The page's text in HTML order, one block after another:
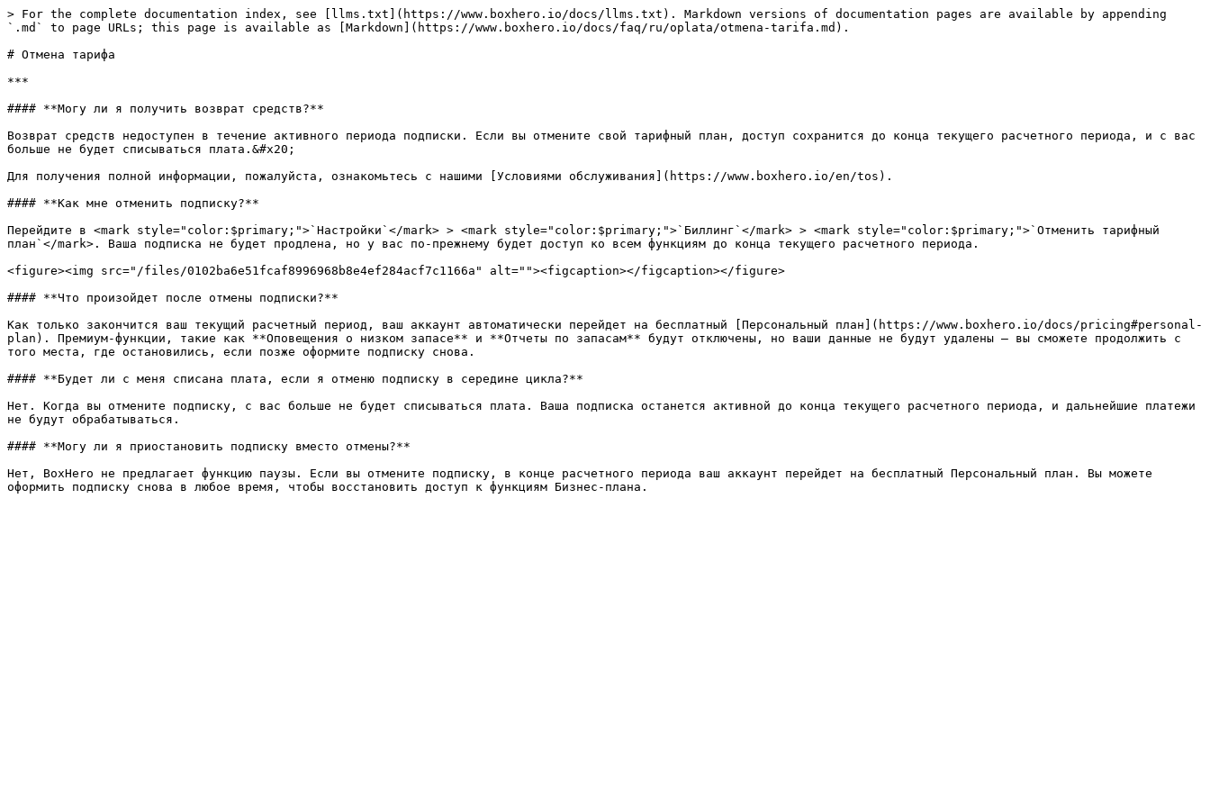
> For the complete documentation index, see [llms.txt](https://www.boxhero.io/docs/llms.txt). Markdown versions of documentation pages are available by appending
`.md` to page URLs; this page is available as [Markdown](https://www.boxhero.io/docs/faq/ru/oplata/otmena-tarifa.md).
# Отмена тарифа
***
#### **Могу ли я получить возврат средств?**
Возврат средств недоступен в течение активного периода подписки. Если вы отмените свой тарифный план, доступ сохранится до конца текущего расчетного периода, и с вас
больше не будет списываться плата.&#x20;
Для получения полной информации, пожалуйста, ознакомьтесь с нашими [Условиями обслуживания](https://www.boxhero.io/en/tos).
#### **Как мне отменить подписку?**
Перейдите в <mark style="color:$primary;">`Настройки`</mark> > <mark style="color:$primary;">`Биллинг`</mark> > <mark style="color:$primary;">`Отменить тарифный
план`</mark>. Ваша подписка не будет продлена, но у вас по-прежнему будет доступ ко всем функциям до конца текущего расчетного периода.
<figure><img src="/files/0102ba6e51fcaf8996968b8e4ef284acf7c1166a" alt=""><figcaption></figcaption></figure>
#### **Что произойдет после отмены подписки?**
Как только закончится ваш текущий расчетный период, ваш аккаунт автоматически перейдет на бесплатный [Персональный план](https://www.boxhero.io/docs/pricing#personal-
plan). Премиум-функции, такие как **Оповещения о низком запасе** и **Отчеты по запасам** будут отключены, но ваши данные не будут удалены — вы сможете продолжить с
того места, где остановились, если позже оформите подписку снова.
#### **Будет ли с меня списана плата, если я отменю подписку в середине цикла?**
Нет. Когда вы отмените подписку, с вас больше не будет списываться плата. Ваша подписка останется активной до конца текущего расчетного периода, и дальнейшие платежи
не будут обрабатываться.
#### **Могу ли я приостановить подписку вместо отмены?**
Нет, BoxHero не предлагает функцию паузы. Если вы отмените подписку, в конце расчетного периода ваш аккаунт перейдет на бесплатный Персональный план. Вы можете